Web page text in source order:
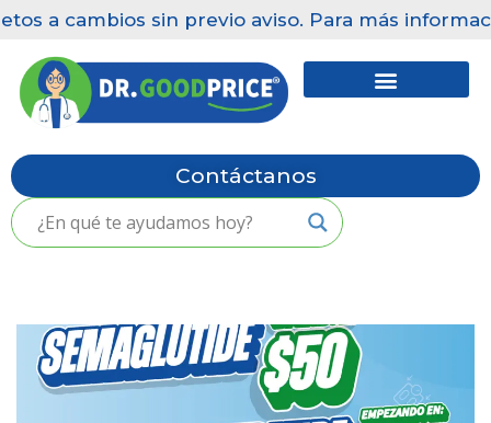
Saltar
al
contenido
a cambios sin previo aviso. Para más
Contáctanos